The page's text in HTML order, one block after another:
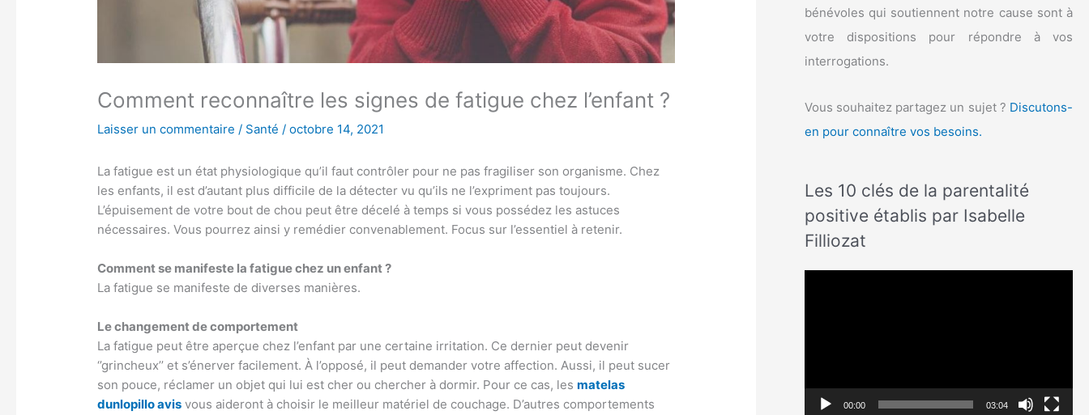
Comment reconnaître les signes de fatigue chez l’enfant ?
Laisser un commentaire / Santé /octobre 14, 2021
La fatigue est un état physiologique qu’il faut contrôler pour ne pas fragiliser son organisme. Chez
les enfants, il est d’autant plus difficile de la détecter vu qu’ils ne l’expriment pas toujours.
L’épuisement de votre bout de chou peut être décelé à temps si vous possédez les astuces
nécessaires. Vous pourrez ainsi y remédier convenablement. Focus sur l’essentiel à retenir.
Comment se manifeste la fatigue chez un enfant ?
La fatigue se manifeste de diverses manières.
Le changement de comportement
La fatigue peut être aperçue chez l’enfant par une certaine irritation. Ce dernier peut devenir
‘’grincheux’’ et s’énerver facilement. À l’opposé, il peut demander votre affection. Aussi, il peut sucer
son pouce, réclamer un objet qui lui est cher ou chercher à dormir. Pour ce cas, lesmatelas
dunlopillo avis vous aideront à choisir le meilleur matériel de couchage. D’autres comportements
bénévoles qui soutiennent notre cause sont à
votre dispositions pour répondre à vos
interrogations.
Vous souhaitez partagez un sujet ? Discutons-
en pour connaître vos besoins.
Les 10 clés de la parentalité
positive établis par Isabelle
Filliozat
00:00 03:04